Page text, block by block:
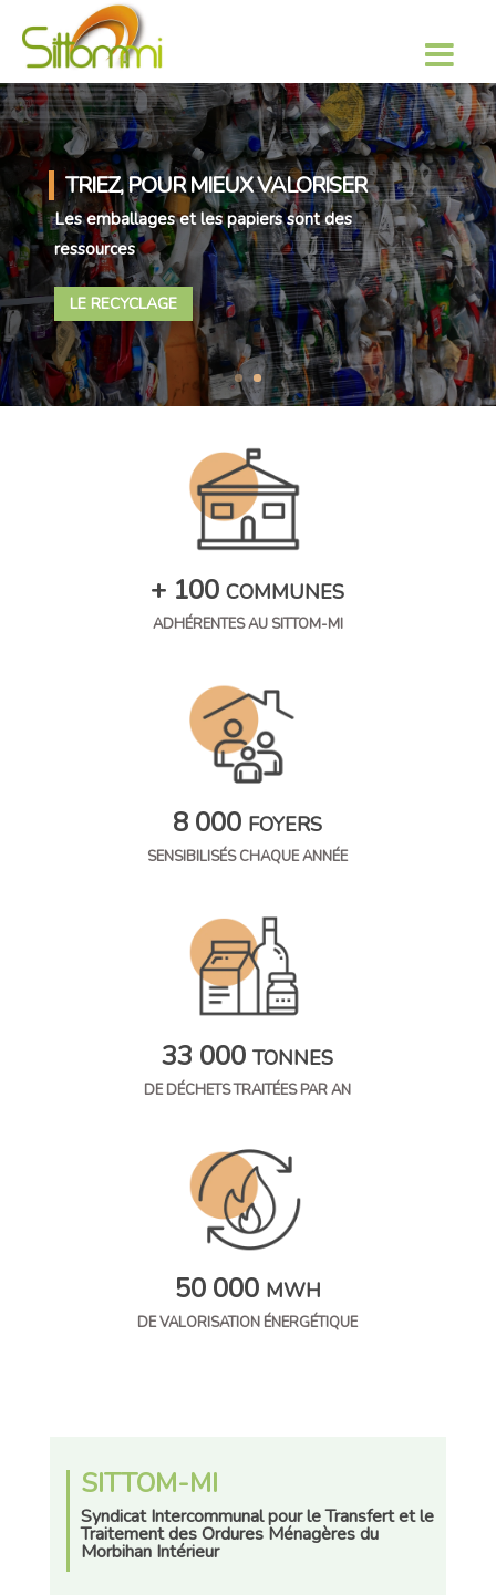
TRIEZ, POUR MIEUX VALORISER
Les emballages et les papiers sont des
ressources
LE RECYCLAGE
+ 100 COMMUNES
ADHÉRENTES AU SITTOM-MI
8 000 FOYERS
SENSIBILISÉS CHAQUE ANNÉE
33 000 TONNES
DE DÉCHETS TRAITÉES PAR AN
50 000 MWH
DE VALORISATION ÉNERGÉTIQUE
SITTOM-MI
Syndicat Intercommunal pour le Transfert et le
Traitement des Ordures Ménagères du
Morbihan Intérieur